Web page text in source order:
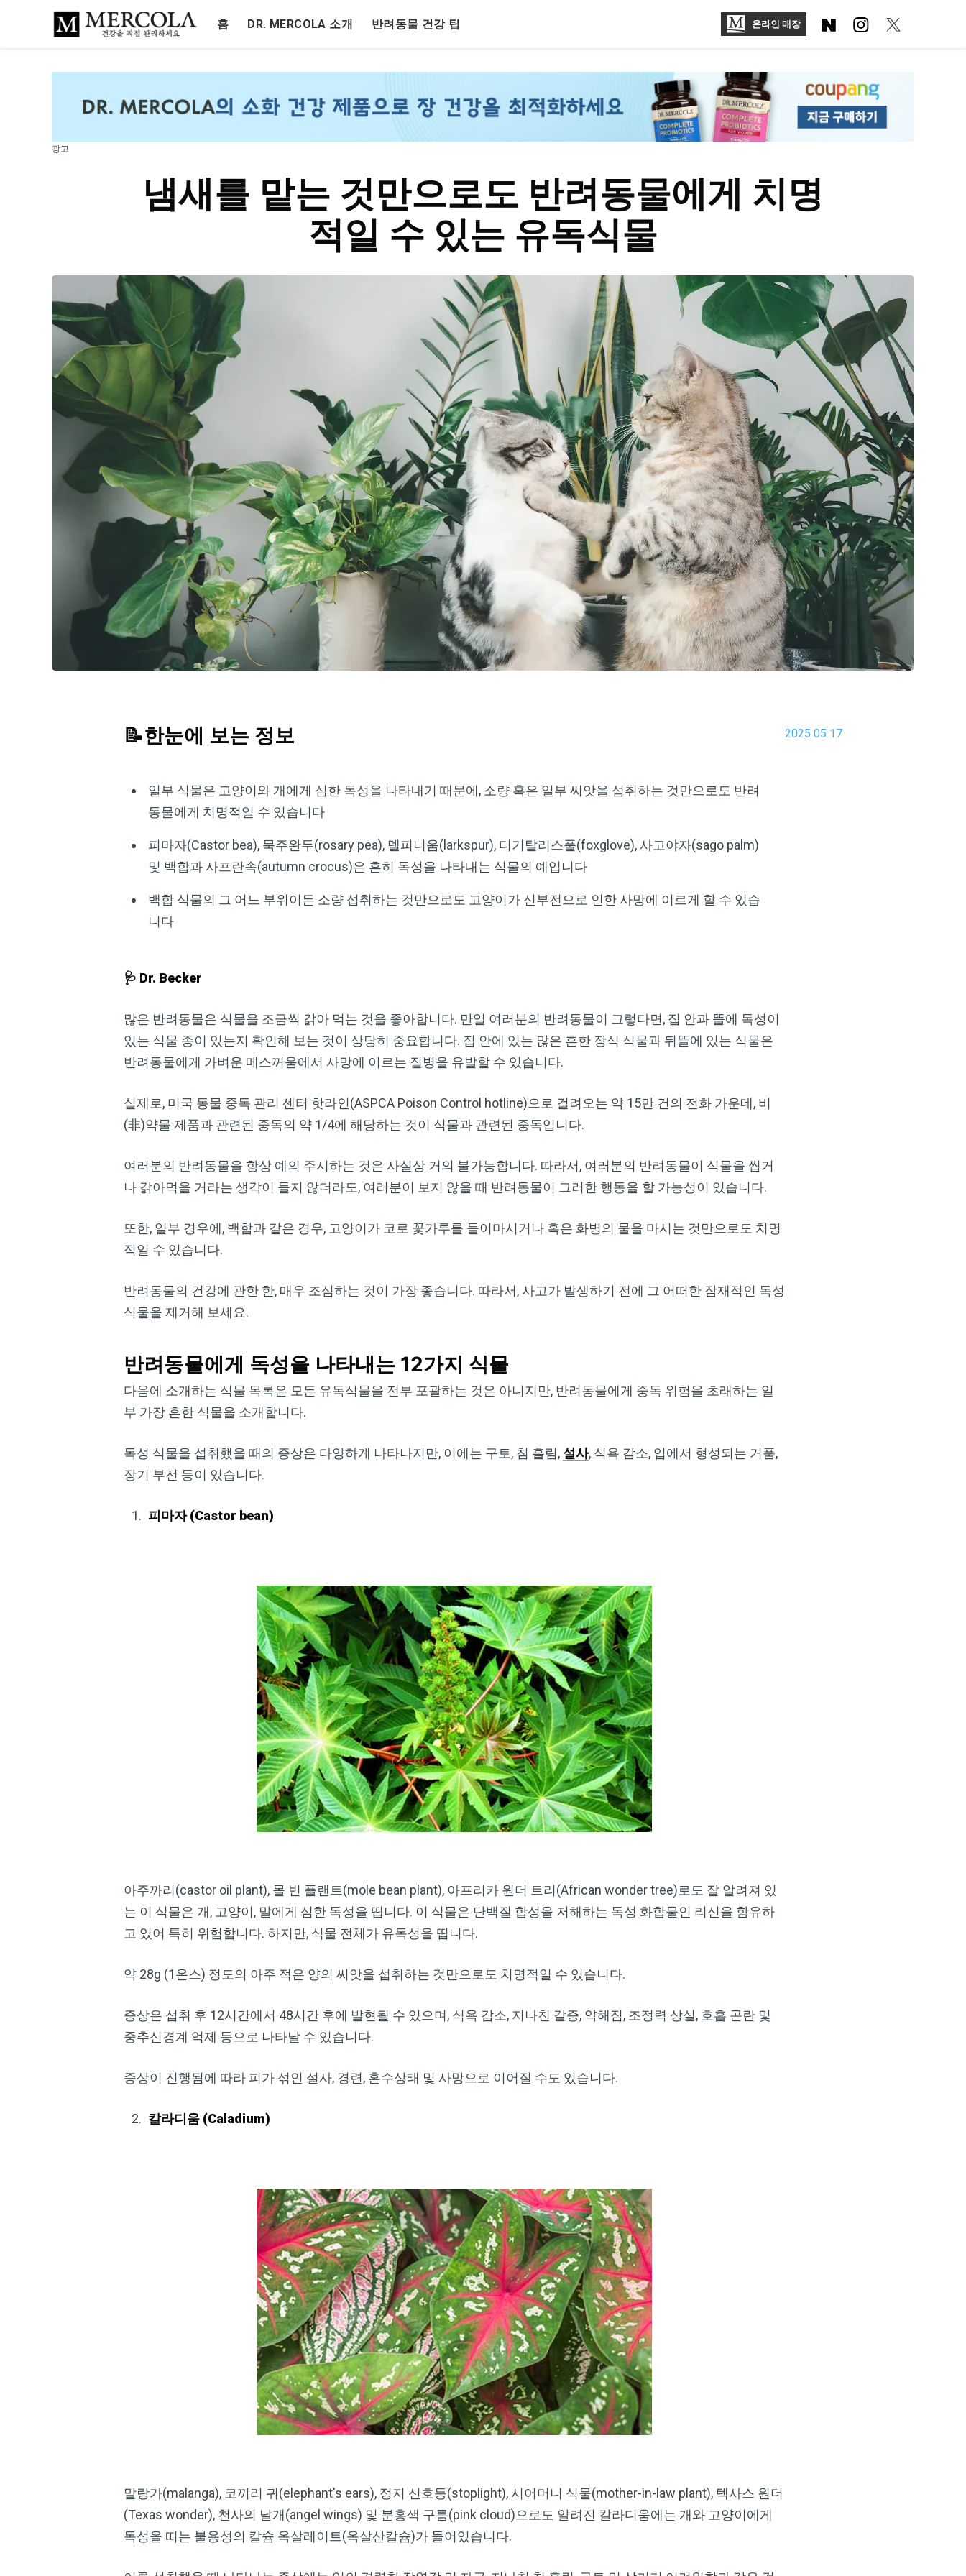
홈 DR. MERCOLA 소개 반려동물 건강 팁 온라인 매장
광고
냄새를 맡는 것만으로도 반려동물에게 치명
적일 수 있는 유독식물
2025 05 17
📝한눈에 보는 정보
일부 식물은 고양이와 개에게 심한 독성을 나타내기 때문에, 소량 혹은 일부 씨앗을 섭취하는 것만으로도 반려
동물에게 치명적일 수 있습니다
피마자(Castor bea), 묵주완두(rosary pea), 델피니움(larkspur), 디기탈리스풀(foxglove), 사고야자(sago palm)
및 백합과 사프란속(autumn crocus)은 흔히 독성을 나타내는 식물의 예입니다
백합 식물의 그 어느 부위이든 소량 섭취하는 것만으로도 고양이가 신부전으로 인한 사망에 이르게 할 수 있습
니다
🩺 Dr. Becker
많은 반려동물은 식물을 조금씩 갉아 먹는 것을 좋아합니다. 만일 여러분의 반려동물이 그렇다면, 집 안과 뜰에 독성이
있는 식물 종이 있는지 확인해 보는 것이 상당히 중요합니다. 집 안에 있는 많은 흔한 장식 식물과 뒤뜰에 있는 식물은
반려동물에게 가벼운 메스꺼움에서 사망에 이르는 질병을 유발할 수 있습니다.
실제로, 미국 동물 중독 관리 센터 핫라인(ASPCA Poison Control hotline)으로 걸려오는 약 15만 건의 전화 가운데, 비
(非)약물 제품과 관련된 중독의 약 1/4에 해당하는 것이 식물과 관련된 중독입니다.
여러분의 반려동물을 항상 예의 주시하는 것은 사실상 거의 불가능합니다. 따라서, 여러분의 반려동물이 식물을 씹거
나 갉아먹을 거라는 생각이 들지 않더라도, 여러분이 보지 않을 때 반려동물이 그러한 행동을 할 가능성이 있습니다.
또한, 일부 경우에, 백합과 같은 경우, 고양이가 코로 꽃가루를 들이마시거나 혹은 화병의 물을 마시는 것만으로도 치명
적일 수 있습니다.
반려동물의 건강에 관한 한, 매우 조심하는 것이 가장 좋습니다. 따라서, 사고가 발생하기 전에 그 어떠한 잠재적인 독성
식물을 제거해 보세요.
반려동물에게 독성을 나타내는 12가지 식물
다음에 소개하는 식물 목록은 모든 유독식물을 전부 포괄하는 것은 아니지만, 반려동물에게 중독 위험을 초래하는 일
부 가장 흔한 식물을 소개합니다.
독성 식물을 섭취했을 때의 증상은 다양하게 나타나지만, 이에는 구토, 침 흘림,설사, 식욕 감소, 입에서 형성되는 거품,
장기 부전 등이 있습니다.
피마자 (Castor bean)
아주까리(castor oil plant), 몰 빈 플랜트(mole bean plant), 아프리카 원더 트리(African wonder tree)로도 잘 알려져 있
는 이 식물은 개, 고양이, 말에게 심한 독성을 띱니다. 이 식물은 단백질 합성을 저해하는 독성 화합물인 리신을 함유하
고 있어 특히 위험합니다. 하지만, 식물 전체가 유독성을 띱니다.
약 28g (1온스) 정도의 아주 적은 양의 씨앗을 섭취하는 것만으로도 치명적일 수 있습니다.
증상은 섭취 후 12시간에서 48시간 후에 발현될 수 있으며, 식욕 감소, 지나친 갈증, 약해짐, 조정력 상실, 호흡 곤란 및
중추신경계 억제 등으로 나타날 수 있습니다.
증상이 진행됨에 따라 피가 섞인 설사, 경련, 혼수상태 및 사망으로 이어질 수도 있습니다.
칼라디움 (Caladium)
말랑가(malanga), 코끼리 귀(elephant's ears), 정지 신호등(stoplight), 시어머니 식물(mother-in-law plant), 텍사스 원더
(Texas wonder), 천사의 날개(angel wings) 및 분홍색 구름(pink cloud)으로도 알려진 칼라디움에는 개와 고양이에게
독성을 띠는 불용성의 칼슘 옥살레이트(옥살산칼슘)가 들어있습니다.
Dr. Mercola의 자연 건강 뉴스레터를 무
료로 구독하세요
검열이나 전자정보 감시 없는 제대로 된 자연 건강 정보를 자유
롭게 확인하실 수 있습니다. Dr. Mercola와 함께 개인정보와 표
현의 자유를 지켜보세요.
지금 구독하기
개인정보 보호 정책 보기